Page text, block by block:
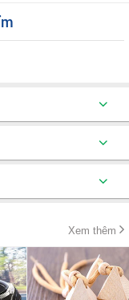
1496
Xem thêm